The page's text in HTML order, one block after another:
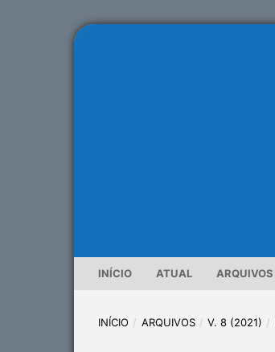
INÍCIO ATUAL ARQUIVOS
INÍCIO / ARQUIVOS / V. 8 (2021) /